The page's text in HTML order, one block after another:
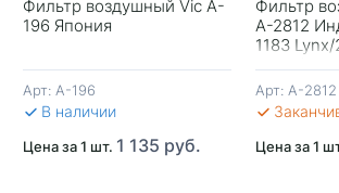
Фильтр воздушный Vic A-
196 Япония
Арт: A-196
В наличии
Цена за 1 шт. 1 135 руб.
Фильтр
A-2812
1183
Mobis)
Арт: A-2812
Цена за 1
КОРЗИНУ В КОРЗИНУ